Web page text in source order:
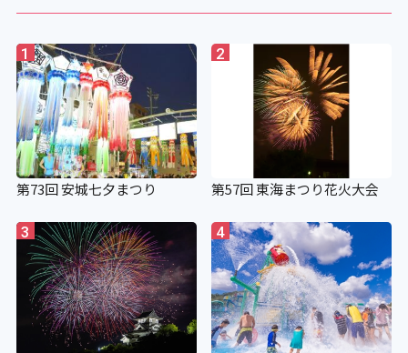
1
第73回 安城七夕まつり
2
第57回 東海まつり花火大会
3 4